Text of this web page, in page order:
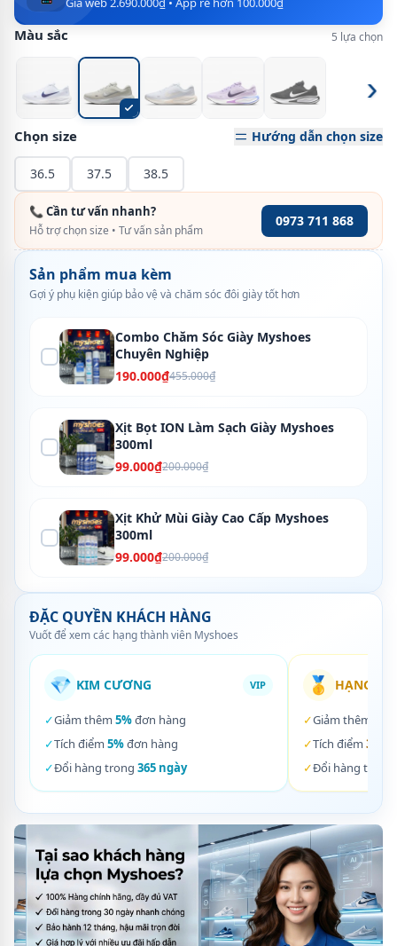
Màu sắc 5 lựa chọn
›
Chọn size Hướng dẫn chọn size
36.5 37.5 38.5
📞 Cần tư vấn nhanh?
Hỗ trợ chọn size • Tư vấn sản phẩm
0973 711 868
Sản phẩm mua kèm
Gợi ý phụ kiện giúp bảo vệ và chăm sóc đôi giày tốt hơn
Combo Chăm Sóc Giày Myshoes
Chuyên Nghiệp
190.000₫455.000₫
Xịt Bọt ION Làm Sạch Giày Myshoes
300ml
99.000₫200.000₫
Xịt Khử Mùi Giày Cao Cấp Myshoes
300ml
99.000₫200.000₫
ĐẶC QUYỀN KHÁCH HÀNG
Vuốt để xem các hạng thành viên Myshoes
💎 KIM CƯƠNG VIP
✓Giảm thêm 5%đơn hàng
✓Tích điểm 5%đơn hàng
✓Đổi hàng trong 365 ngày
🥇 HẠNG
✓Giảm thêm
✓Tích điểm 3%
✓Đổi hàng trong